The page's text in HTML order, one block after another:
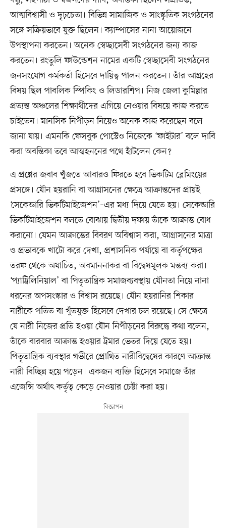
আত্মবিশ্বাসী ও দৃঢ়চেতা। বিভিন্ন সামাজিক ও সাংস্কৃতিক সংগঠনের
সঙ্গে সক্রিয়ভাবে যুক্ত ছিলেন। ক্যাম্পাসের নানা আয়োজনে
উপস্থাপনা করতেন। অনেক স্বেচ্ছাসেবী সংগঠনের জন্য কাজ
করতেন। রংতুলি ফাউন্ডেশন নামের একটি স্বেচ্ছাসেবী সংগঠনের
জনসংযোগ কর্মকর্তা হিসেবে দায়িত্ব পালন করতেন। তাঁর আগ্রহের
বিষয় ছিল পাবলিক স্পিকিং ও লিডারশিপ। নিজ জেলা কুমিল্লার
প্রত্যন্ত অঞ্চলের শিক্ষার্থীদের এগিয়ে নেওয়ার বিষয়ে কাজ করতে
চাইতেন। মানসিক নিপীড়ন নিয়েও অনেক কাজ করেছেন বলে
জানা যায়। এমনকি ফেসবুক পোস্টেও নিজেকে ‘ফাইটার’ বলে দাবি
করা অবন্তিকা তবে আত্মহননের পথে হাঁটলেন কেন?
এ প্রশ্নের জবাব খুঁজতে আবারও ফিরতে হবে ভিকটিম ব্লেমিংয়ের
প্রসঙ্গে। যৌন হয়রানি বা আগ্রাসনের ক্ষেত্রে আক্রান্তদের প্রায়ই
‘সেকেন্ডারি ভিকটিমাইজেশন’–এর মধ্য দিয়ে যেতে হয়। সেকেন্ডারি
ভিকটিমাইজেশন বলতে বোঝায় দ্বিতীয় দফায় তাঁকে আক্রান্ত বোধ
করানো। যেমন আক্রান্তের বিবরণ অবিশ্বাস করা, আগ্রাসনের মাত্রা
ও প্রভাবকে খাটো করে দেখা, প্রশাসনিক পর্যায়ে বা কর্তৃপক্ষের
তরফ থেকে অযাচিত, অবমাননাকর বা বিদ্বেষমূলক মন্তব্য করা।
‘প্যাট্রিলিনিয়াল’ বা পিতৃতান্ত্রিক সমাজব্যবস্থায় যৌনতা নিয়ে নানা
ধরনের অপসংস্কার ও বিশ্বাস রয়েছে। যৌন হয়রানির শিকার
নারীকে পতিত বা খুঁতযুক্ত হিসেবে দেখার চল রয়েছে। সে ক্ষেত্রে
যে নারী নিজের প্রতি হওয়া যৌন নিপীড়নের বিরুদ্ধে কথা বলেন,
তাঁকে বারবার আক্রান্ত হওয়ার ট্রমার ভেতর দিয়ে যেতে হয়।
পিতৃতান্ত্রিক ব্যবস্থার গভীরে প্রোথিত নারীবিদ্বেষের কারণে আক্রান্ত
নারী বিচ্ছিন্ন হয়ে পড়েন। একজন ব্যক্তি হিসেবে সমাজে তাঁর
এজেন্সি অর্থাৎ কর্তৃত্ব কেড়ে নেওয়ার চেষ্টা করা হয়।